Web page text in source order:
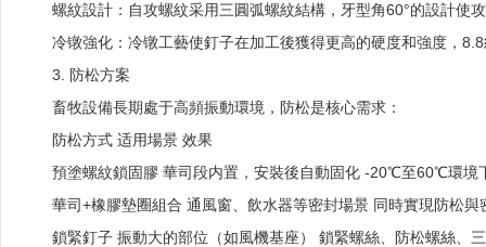
螺紋設計：自攻螺紋采用三圓弧螺紋結構，牙型角60°的設計使
冷镦強化：冷镦工藝使釘子在加工後獲得更高的硬度和強度，
3. 防松方案
畜牧設備長期處于高頻振動環境，防松是核心需求：
防松方式 适用場景 效果
預塗螺紋鎖固膠 華司段内置，安裝後自動固化 -20℃至60℃環境
華司+橡膠墊圈組合 通風窗、飲水器等密封場景 同時實現防松與
鎖緊釘子 振動大的部位（如風機基座）
鎖緊螺絲、防松螺絲、